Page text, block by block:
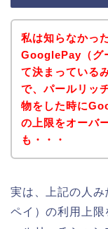
私は知らなかっ
GooglePay（グ
て決まっている
で、パールリッ
物をした時に
の上限をオーバ
も・・・
実は、上記の人
ペイ）の利用上